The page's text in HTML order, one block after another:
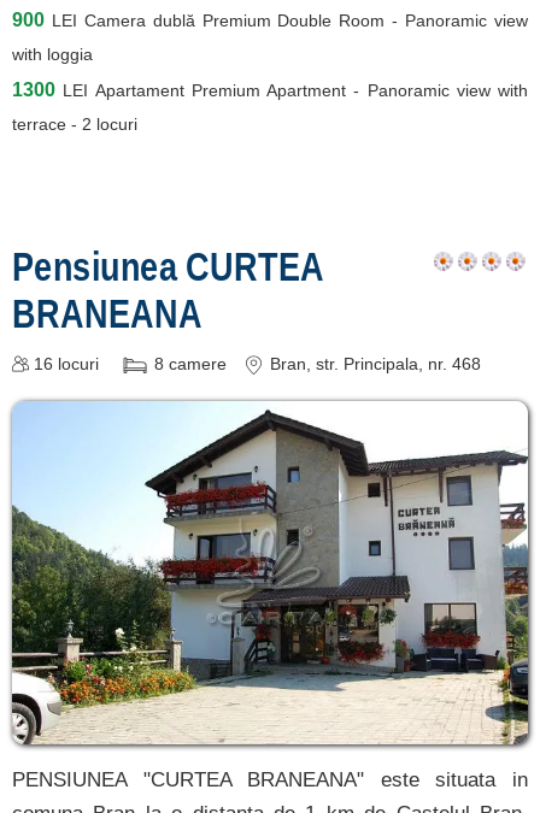
900 LEI
Camera dublă Premium Double Room - Panoramic view
with loggia
1300 LEI
Apartament Premium Apartment - Panoramic view with
terrace - 2 locuri
Pensiunea CURTEA
BRANEANA
16 locuri 8 camere Bran, str. Principala, nr. 468
PENSIUNEA "CURTEA BRANEANA" este situata in